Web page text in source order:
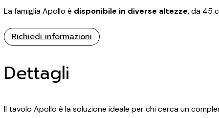
La famiglia Apollo è disponibile in diverse altezze, da 45
Richiedi informazioni
Dettagli
Il tavolo Apollo è la soluzione ideale per chi cerca un